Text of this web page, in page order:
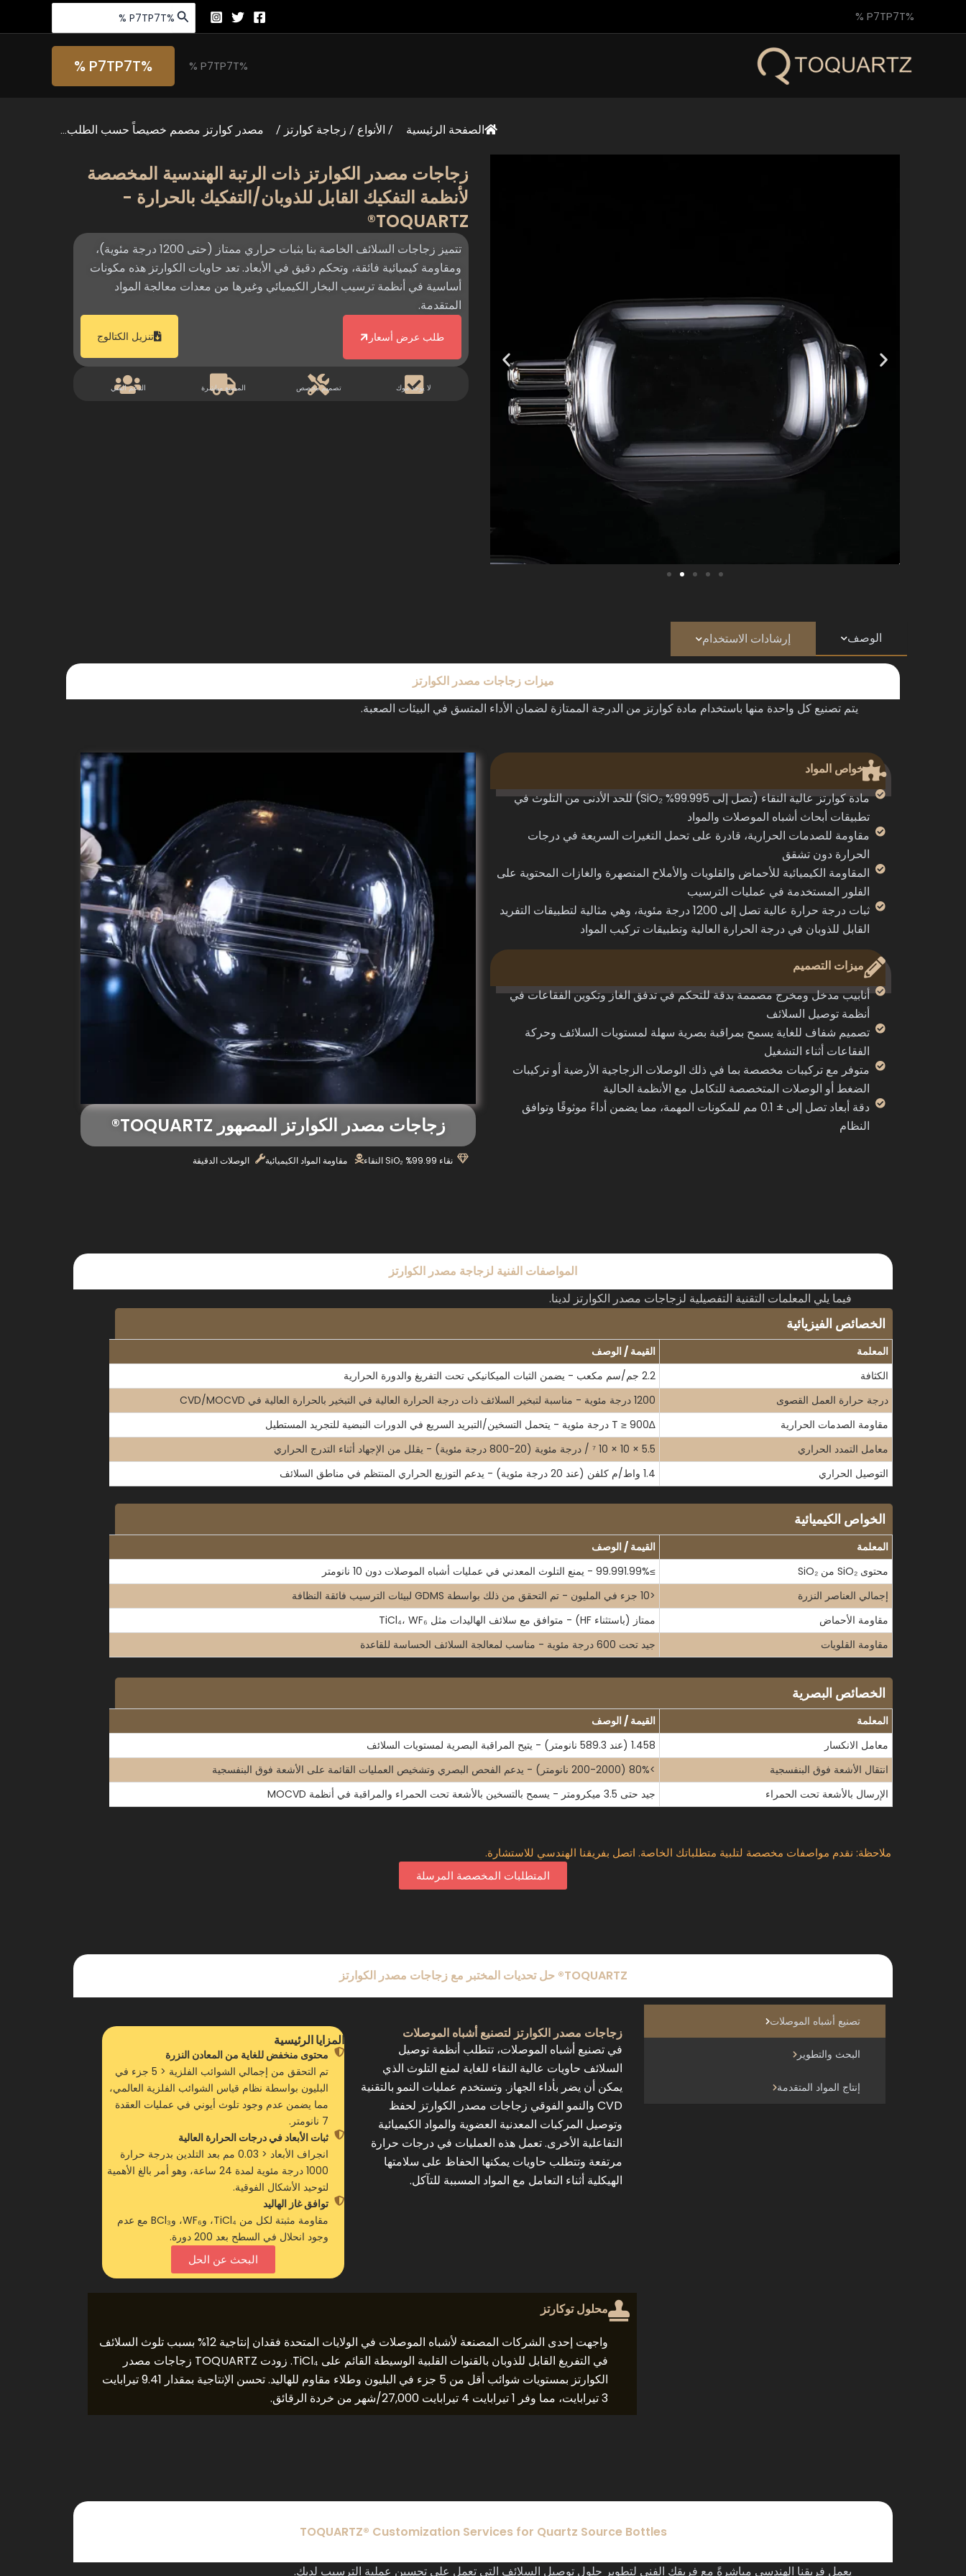
%P7TP7T %
البحث
عن:
%P7TP7T %
%P7TP7T %
الصفحة الرئيسية / الأنواع / زجاجة كوارتز / مصدر كوارتز مصمم خصيصاً حسب الطلب...
زجاجات مصدر الكوارتز ذات الرتبة الهندسية المخصصة
لأنظمة التفكيك القابل للذوبان/التفكيك بالحرارة -
TOQUARTZ®
تتميز زجاجات السلائف الخاصة بنا بثبات حراري ممتاز (حتى 1200 درجة مئوية)،
ومقاومة كيميائية فائقة، وتحكم دقيق في الأبعاد. تعد حاويات الكوارتز هذه مكونات
أساسية في أنظمة ترسيب البخار الكيميائي وغيرها من معدات معالجة المواد
المتقدمة.
طلب عرض أسعار تنزيل الكتالوج
لا يوجد موك تصميم مخصص المصنع مباشرة الدعم الفني
الوصف إرشادات الاستخدام
ميزات زجاجات مصدر الكوارتز
يتم تصنيع كل واحدة منها باستخدام مادة كوارتز من الدرجة الممتازة لضمان الأداء المتسق في البيئات الصعبة.
خواص المواد
مادة كوارتز عالية النقاء (تصل إلى 99.995% SiO₂) للحد الأدنى من التلوث في
تطبيقات أبحاث أشباه الموصلات والمواد
مقاومة للصدمات الحرارية، قادرة على تحمل التغيرات السريعة في درجات
الحرارة دون تشقق
المقاومة الكيميائية للأحماض والقلويات والأملاح المنصهرة والغازات المحتوية على
الفلور المستخدمة في عمليات الترسيب
ثبات درجة حرارة عالية تصل إلى 1200 درجة مئوية، وهي مثالية لتطبيقات التفريد
القابل للذوبان في درجة الحرارة العالية وتطبيقات تركيب المواد
ميزات التصميم
أنابيب مدخل ومخرج مصممة بدقة للتحكم في تدفق الغاز وتكوين الفقاعات في
أنظمة توصيل السلائف
تصميم شفاف للغاية يسمح بمراقبة بصرية سهلة لمستويات السلائف وحركة
الفقاعات أثناء التشغيل
متوفر مع تركيبات مخصصة بما في ذلك الوصلات الزجاجية الأرضية أو تركيبات
الضغط أو الوصلات المتخصصة للتكامل مع الأنظمة الحالية
دقة أبعاد تصل إلى ± 0.1 مم للمكونات المهمة، مما يضمن أداءً موثوقًا وتوافق
النظام
زجاجات مصدر الكوارتز المصهور TOQUARTZ®
نقاء 99.99% SiO₂ النقاء مقاومة المواد الكيميائية الوصلات الدقيقة
المواصفات الفنية لزجاجة مصدر الكوارتز
فيما يلي المعلمات التقنية التفصيلية لزجاجات مصدر الكوارتز لدينا.
الخصائص الفيزيائية
المعلمة
القيمة / الوصف
الكثافة
2.2 جم/سم مكعب - يضمن الثبات الميكانيكي تحت التفريغ والدورة الحرارية
درجة حرارة العمل القصوى
1200 درجة مئوية - مناسبة لتبخير السلائف ذات درجة الحرارة العالية في التبخير بالحرارة العالية في CVD/MOCVD
مقاومة الصدمات الحرارية
∆T ≥ 900 درجة مئوية - يتحمل التسخين/التبريد السريع في الدورات النبضية للتجريد المستطيل
معامل التمدد الحراري
5.5 × 10 × 10 ⁷ / درجة مئوية (20-800 درجة مئوية) - يقلل من الإجهاد أثناء التدرج الحراري
التوصيل الحراري
1.4 واط/م كلفن (عند 20 درجة مئوية) - يدعم التوزيع الحراري المنتظم في مناطق السلائف
الخواص الكيميائية
المعلمة
القيمة / الوصف
محتوى SiO₂ من SiO₂
≥99.991.99% - يمنع التلوث المعدني في عمليات أشباه الموصلات دون 10 نانومتر
إجمالي العناصر النزرة
<10 جزء في المليون - تم التحقق من ذلك بواسطة GDMS لبيئات الترسيب فائقة النظافة
مقاومة الأحماض
ممتاز (باستثناء HF) - متوافق مع سلائف الهاليدات مثل TiCl₄، WF₆
مقاومة القلويات
جيد تحت 600 درجة مئوية - مناسب لمعالجة السلائف الحساسة للقاعدة
الخصائص البصرية
المعلمة
القيمة / الوصف
معامل الانكسار
1.458 (عند 589.3 نانومتر) - يتيح المراقبة البصرية لمستويات السلائف
انتقال الأشعة فوق البنفسجية
>80% (200-2000 نانومتر) - يدعم الفحص البصري وتشخيص العمليات القائمة على الأشعة فوق البنفسجية
الإرسال بالأشعة تحت الحمراء
جيد حتى 3.5 ميكرومتر - يسمح بالتسخين بالأشعة تحت الحمراء والمراقبة في أنظمة MOCVD
ملاحظة: نقدم مواصفات مخصصة لتلبية متطلباتك الخاصة. اتصل بفريقنا الهندسي للاستشارة.
المتطلبات المخصصة المرسلة
TOQUARTZ® حل تحديات المختبر مع زجاجات مصدر الكوارتز
تصنيع أشباه الموصلات
البحث والتطوير
إنتاج المواد المتقدمة
زجاجات مصدر الكوارتز لتصنيع أشباه الموصلات
في تصنيع أشباه الموصلات، تتطلب أنظمة توصيل
السلائف حاويات عالية النقاء للغاية لمنع التلوث الذي
يمكن أن يضر بأداء الجهاز. وتستخدم عمليات النمو بالتقنية
CVD والنمو الفوقي زجاجات مصدر الكوارتز لحفظ
وتوصيل المركبات المعدنية العضوية والمواد الكيميائية
التفاعلية الأخرى. تعمل هذه العمليات في درجات حرارة
مرتفعة وتتطلب حاويات يمكنها الحفاظ على سلامتها
الهيكلية أثناء التعامل مع المواد المسببة للتآكل.
المزايا الرئيسية
محتوى منخفض للغاية من المعادن النزرة
تم التحقق من إجمالي الشوائب الفلزية < 5 جزء في
البليون بواسطة نظام قياس الشوائب الفلزية العالمي،
مما يضمن عدم وجود تلوث أيوني في عمليات العقدة
7 نانومتر.
ثبات الأبعاد في درجات الحرارة العالية
انجراف الأبعاد < 0.03 مم بعد التلدين بدرجة حرارة
1000 درجة مئوية لمدة 24 ساعة، وهو أمر بالغ الأهمية
لتوحيد الأشكال الفوقية.
توافق غاز الهاليد
مقاومة مثبتة لكل من TiCl₄، وWF₆، وBCl₃ مع عدم
وجود انحلال في السطح بعد 200 دورة.
البحث عن الحل
محلول توكارتز
واجهت إحدى الشركات المصنعة لأشباه الموصلات في الولايات المتحدة فقدان إنتاجية 12% بسبب تلوث السلائف
في التفريغ القابل للذوبان بالقنوات القلبية الوسيطة القائم على TiCl₄. زودت TOQUARTZ زجاجات مصدر
الكوارتز بمستويات شوائب أقل من 5 جزء في البليون وطلاء مقاوم للهاليد. تحسن الإنتاجية بمقدار 9.41 تيرابايت
3 تيرابايت، مما وفر 1 تيرابايت 4 تيرابايت 27,000/شهر من خردة الرقائق.
TOQUARTZ® Customization Services for Quartz Source Bottles
يعمل فريقنا الهندسي مباشرةً مع فريقك الفني لتطوير حلول توصيل السلائف التي تعمل على تحسين عملية الترسيب لديك.